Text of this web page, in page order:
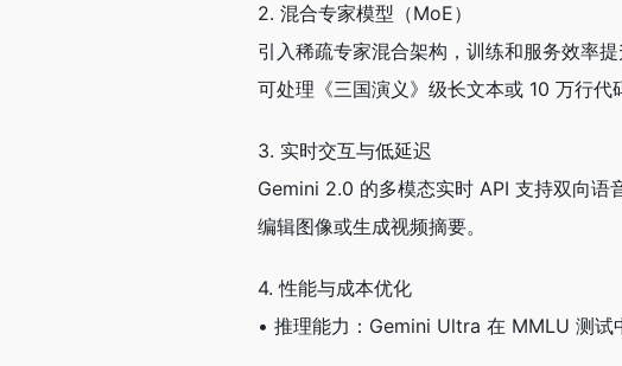
2. 混合专家模型（MoE）
引入稀疏专家混合架构，训练和服务效率
可处理《三国演义》级长文本或 10 万行代
3. 实时交互与低延迟
Gemini 2.0 的多模态实时 API 支持双向语
编辑图像或生成视频摘要。
4. 性能与成本优化
• 推理能力：Gemini Ultra 在 MMLU 测试